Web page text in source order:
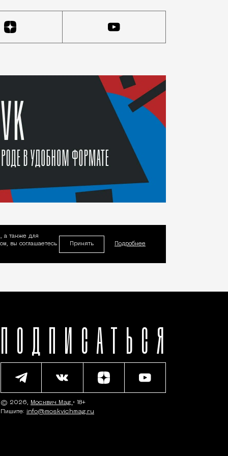
а также для
вы соглашаетесь
Принять Подробнее
ПОДПИСАТЬСЯ
© 2026, Москвич Mag • 18+
Пишите: info@moskvichmag.ru